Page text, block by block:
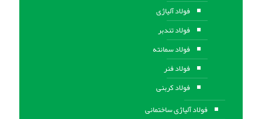
فولاد آلیاژی
فولاد تندبر
فولاد سمانته
فولاد فنر
فولاد کربنی
فولاد آلیاژی ساختمانی